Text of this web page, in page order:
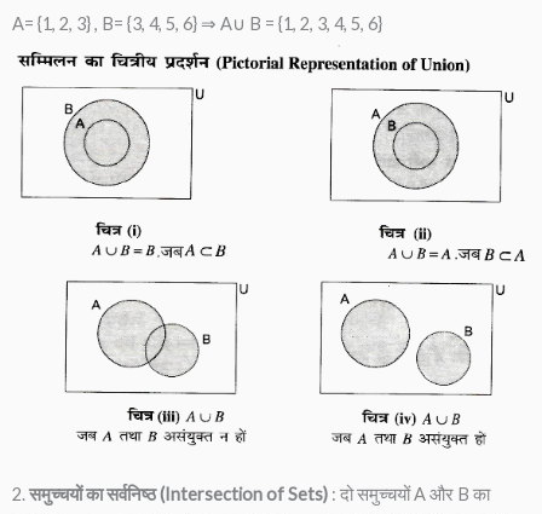
A= {1, 2, 3} , B= {3, 4, 5, 6} ⇒ A∪ B = {1, 2, 3, 4, 5, 6}
2.समुच्चयों का सर्वनिष्ठ (Intersection of Sets) : दो समुच्चयों A और B का